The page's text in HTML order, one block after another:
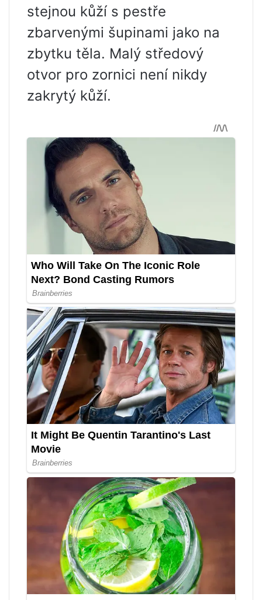
stejnou kůží s pestře
zbarvenými šupinami jako na
zbytku těla. Malý středový
otvor pro zornici není nikdy
zakrytý kůží.